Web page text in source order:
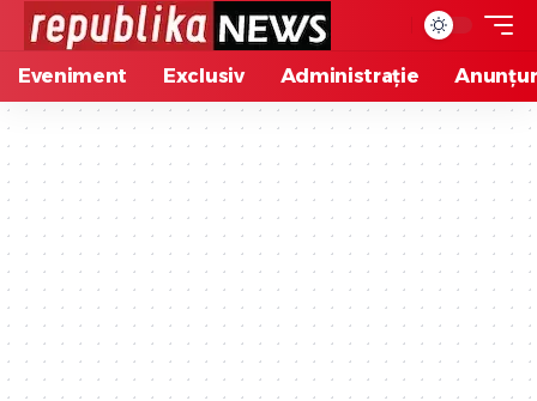
Eveniment Exclusiv Administrație